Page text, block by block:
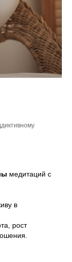
медитаций с
в
рост